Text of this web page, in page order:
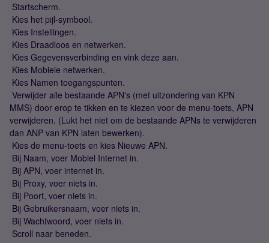
 Startscherm.
 Kies het pijl-symbool.
 Kies Instellingen.
 Kies Draadloos en netwerken.
 Kies Gegevensverbinding en vink deze aan.
 Kies Mobiele netwerken.
 Kies Namen toegangspunten.
 Verwijder alle bestaande APN's (met uitzondering van KPN
MMS) door erop te tikken en te kiezen voor de menu-toets, APN
verwijderen. (Lukt het niet om de bestaande APNs te verwijderen
dan ANP van KPN laten bewerken).
 Kies de menu-toets en kies Nieuwe APN.
 Bij Naam, voer Mobiel Internet in.
 Bij APN, voer internet in.
 Bij Proxy, voer niets in.
 Bij Poort, voer niets in.
 Bij Gebruikersnaam, voer niets in.
 Bij Wachtwoord, voer niets in.
 Scroll naar beneden.